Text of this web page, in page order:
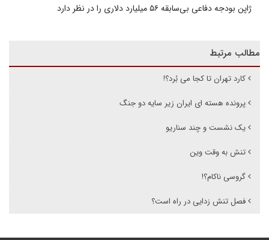
ژاپن بودجه دفاعی بی‌سابقه ۵۶ میلیارد دلاری را در نظر دارد
مطالب مرتبط
کارد تهران تا کجا می بُرد؟!
پرونده هسته ای ایران زیر سایه دو جنگ
یک نشست و چند سناریو
تنش به وقت وین
گروسی ناکام؟!
فصل تنش زدایی در راه است؟